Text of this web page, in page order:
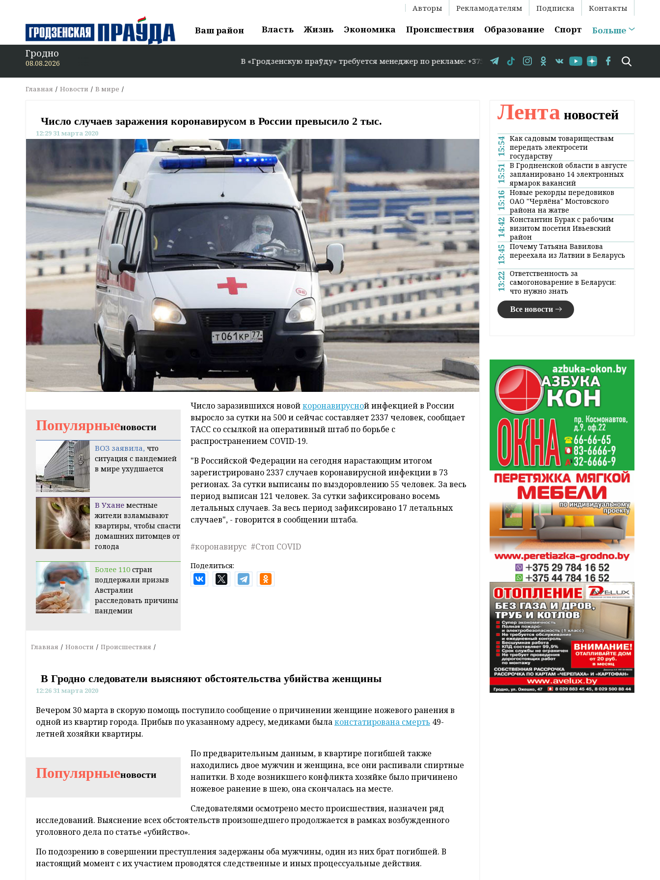
Авторы Рекламодателям Подписка Контакты
Ваш район Власть Жизнь Экономика Происшествия Образование Спорт Больше
Гродно
08.08.2026 В «Гродзенскую праўду» требуется менеджер по рекламе: +375 29 583-35-86 // В Гродно временно закрывается
Главная Новости В мире
Число случаев заражения коронавирусом в России превысило 2 тыс.
12:29 31 марта 2020
Популярныеновости
ВОЗ заявила, что
ситуация с пандемией
в мире ухудшается
В Ухане местные
жители взламывают
квартиры, чтобы спасти
домашних питомцев от
голода
Более 110 стран
поддержали призыв
Австралии
расследовать причины
пандемии
Число заразившихся новойкоронавирусной инфекцией в России
выросло за сутки на 500 и сейчас составляет 2337 человек, сообщает
ТАСС со ссылкой на оперативный штаб по борьбе с
распространением COVID-19.
"В Российской Федерации на сегодня нарастающим итогом
зарегистрировано 2337 случаев коронавирусной инфекции в 73
регионах. За сутки выписаны по выздоровлению 55 человек. За весь
период выписан 121 человек. За сутки зафиксировано восемь
летальных случаев. За весь период зафиксировано 17 летальных
случаев", - говорится в сообщении штаба.
#коронавирус #Стоп COVID
Поделиться:
Главная Новости Происшествия
В Гродно следователи выясняют обстоятельства убийства женщины
12:26 31 марта 2020
Лента новостей
15:54 Как садовым товариществам
передать электросети
государству
15:51 В Гродненской области в августе
запланировано 14 электронных
ярмарок вакансий
15:16 Новые рекорды передовиков
ОАО "Черлёна" Мостовского
района на жатве
14:42 Константин Бурак с рабочим
визитом посетил Ивьевский
район
13:45 Почему Татьяна Вавилова
переехала из Латвии в Беларусь
13:22 Ответственность за
самогоноварение в Беларуси:
что нужно знать
Все новости